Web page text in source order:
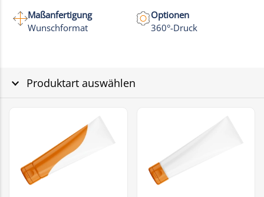
Maßanfertigung
Wunschformat
Optionen
360°-Druck
Produktart auswählen